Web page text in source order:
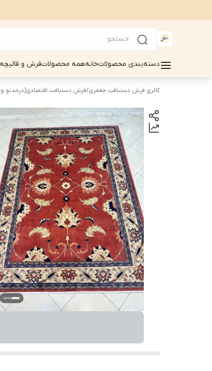
دسته‌بندی محصولاتخانههمه محصولاتفرش و قالیچه
گالری فرش دستبافت جعفری/فرش دستبافت اقتصادی(درحدنو و